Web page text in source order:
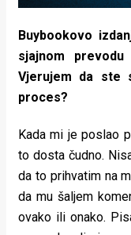
Buybookovo
sjajnom prevodu
Vjerujem da ste
proces?
Kada mi je poslao
to dosta čudno.
da to prihvatim na
da mu šaljem
ovako ili onako.